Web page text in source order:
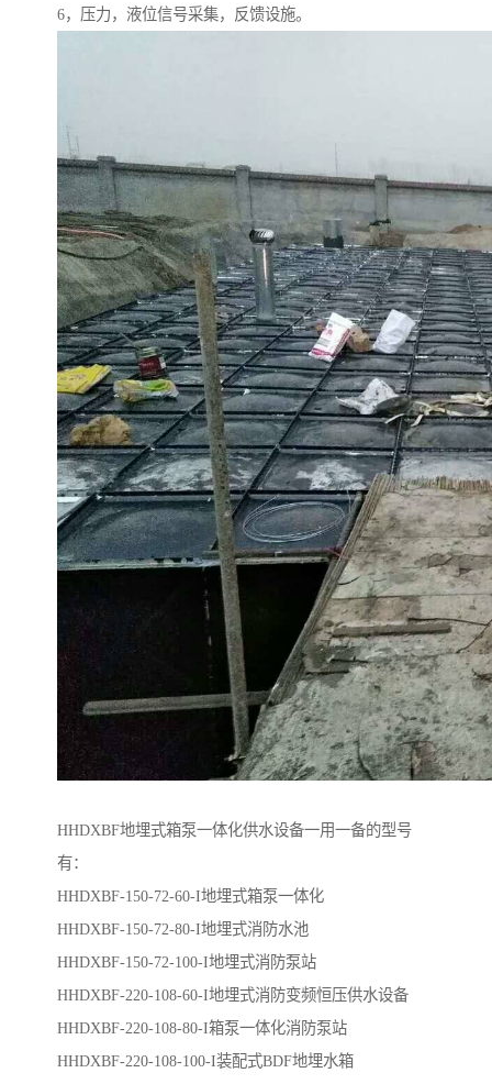
6，压力，液位信号采集，反馈设施。
HHDXBF地埋式箱泵一体化供水设备一用一备的型号
有：
HHDXBF-150-72-60-I地埋式箱泵一体化
HHDXBF-150-72-80-I地埋式消防水池
HHDXBF-150-72-100-I地埋式消防泵站
HHDXBF-220-108-60-I地埋式消防变频恒压供水设备
HHDXBF-220-108-80-I箱泵一体化消防泵站
HHDXBF-220-108-100-I装配式BDF地埋水箱